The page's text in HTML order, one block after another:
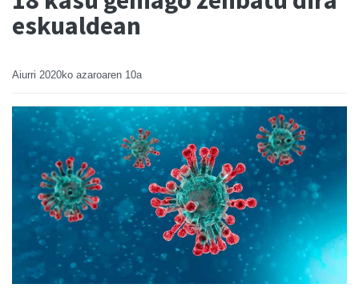
eskualdean
Aiurri 2020ko azaroaren 10a